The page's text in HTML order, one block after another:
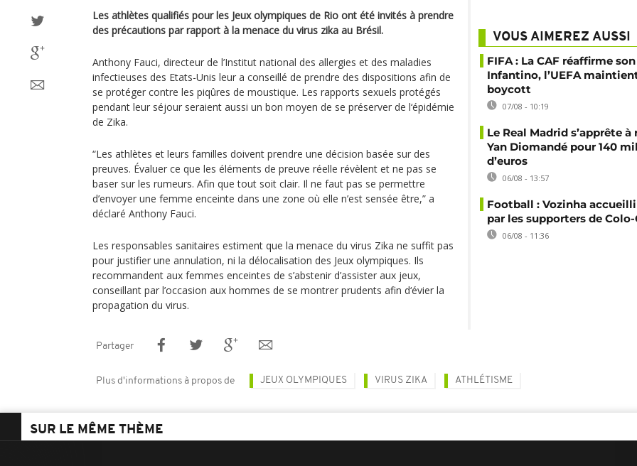
Les athlètes qualifiés pour les Jeux olympiques de Rio ont été invités à prendre
des précautions par rapport à la menace du virus zika au Brésil.
Anthony Fauci, directeur de l’Institut national des allergies et des maladies
infectieuses des Etats-Unis leur a conseillé de prendre des dispositions afin de
se protéger contre les piqûres de moustique. Les rapports sexuels protégés
pendant leur séjour seraient aussi un bon moyen de se préserver de l‘épidémie
de Zika.
“Les athlètes et leurs familles doivent prendre une décision basée sur des
preuves. Évaluer ce que les éléments de preuve réelle révèlent et ne pas se
baser sur les rumeurs. Afin que tout soit clair. Il ne faut pas se permettre
d’envoyer une femme enceinte dans une zone où elle n’est sensée être,” a
déclaré Anthony Fauci.
Les responsables sanitaires estiment que la menace du virus Zika ne suffit pas
pour justifier une annulation, ni la délocalisation des Jeux olympiques. Ils
recommandent aux femmes enceintes de s’abstenir d’assister aux jeux,
conseillant par l’occasion aux hommes de se montrer prudents afin d‘évier la
propagation du virus.
VOUS AIMEREZ AUSSI
FIFA : La CAF réaffirme
Infantino, l’UEFA
boycott
07/08 - 10:19
Le Real Madrid s’apprête
Yan Diomandé pour 140
d’euros
06/08 - 13:57
Football : Vozinha
par les supporters de
06/08 - 11:36
Partager
Plus d'informations à propos de JEUX OLYMPIQUES VIRUS ZIKA ATHLÉTISME
SUR LE MÊME THÈME